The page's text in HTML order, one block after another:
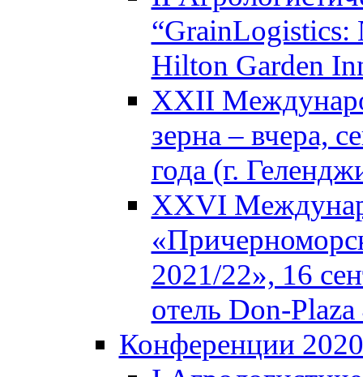
“GrainLogistics:
Hilton Garden
XXII
зерна – вчера,
года (г.
XXVI
2021/22», 16
отель Don-
Конференции 2020